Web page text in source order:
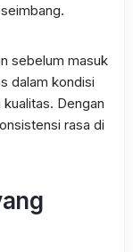
sebelum masuk
dalam kondisi
Dengan
rasa di